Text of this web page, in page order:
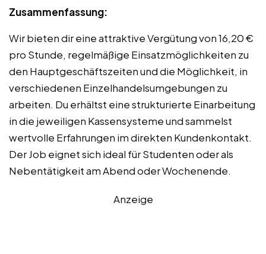
Zusammenfassung:
Wir bieten dir eine attraktive Vergütung von 16,20 €
pro Stunde, regelmäßige Einsatzmöglichkeiten zu
den Hauptgeschäftszeiten und die Möglichkeit, in
verschiedenen Einzelhandelsumgebungen zu
arbeiten. Du erhältst eine strukturierte Einarbeitung
in die jeweiligen Kassensysteme und sammelst
wertvolle Erfahrungen im direkten Kundenkontakt.
Der Job eignet sich ideal für Studenten oder als
Nebentätigkeit am Abend oder Wochenende.
Anzeige